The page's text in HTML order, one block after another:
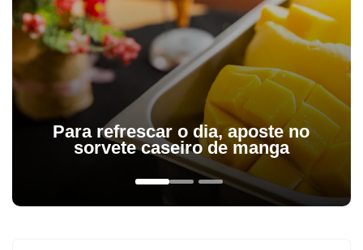
nesta sexta-feira (4), o Decreto 9468 com os novos valores do
piso que garante aumento real nos salários de diversas
categorias. Os valores, divididos em quatro faixas salariais,
tiveram um reajuste médio de 13%. Elas variam de 1.984,16 a
2.275,36, chegando a quase 50% a mais que o salário mínimo
nacional.
“O Paraná tem o maior salário mínimo regional do Brasil, o que
demonstra o compromisso do governo estadual e do setor
Para refrescar o dia, aposte no
sorvete caseiro de manga